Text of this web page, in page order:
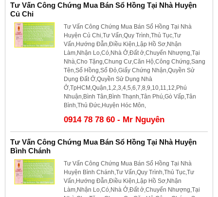
Tư Vấn Công Chứng Mua Bán Sổ Hồng Tại Nhà Huyện
Củ Chi
Tư Vấn Công Chứng Mua Bán Sổ Hồng Tại Nhà
Huyện Củ Chi,Tư Vấn,Quy Trình,Thủ Tục,Tư
Vấn,Hướng Đẫn,Điều Kiện,Lập Hồ Sơ,Nhận
Làm,Nhận Lo,Có,Nhà Ở,Đất ở,Chuyển Nhượng,Tại
Nhà,Cho Tặng,Chung Cư,Căn Hộ,Công Chứng,Sang
Tên,Sổ Hồng,Sổ Đỏ,Giấy Chứng Nhận,Quyền Sử
Dụng Đất Ở,Quyền Sử Dụng Nhà
Ở,TpHCM,Quận,1,2,3,4,5,6,7,8,9,10,11,12,Phú
Nhuận,Bình Tân,Bình Thạnh,Tân Phú,Gò Vấp,Tân
Bình,Thủ Đức,Huyện Hóc Môn,
0914 78 78 60 - Mr Nguyên
Tư Vấn Công Chứng Mua Bán Sổ Hồng Tại Nhà Huyện
Bình Chánh
Tư Vấn Công Chứng Mua Bán Sổ Hồng Tại Nhà
Huyện Bình Chánh,Tư Vấn,Quy Trình,Thủ Tục,Tư
Vấn,Hướng Đẫn,Điều Kiện,Lập Hồ Sơ,Nhận
Làm,Nhận Lo,Có,Nhà Ở,Đất ở,Chuyển Nhượng,Tại